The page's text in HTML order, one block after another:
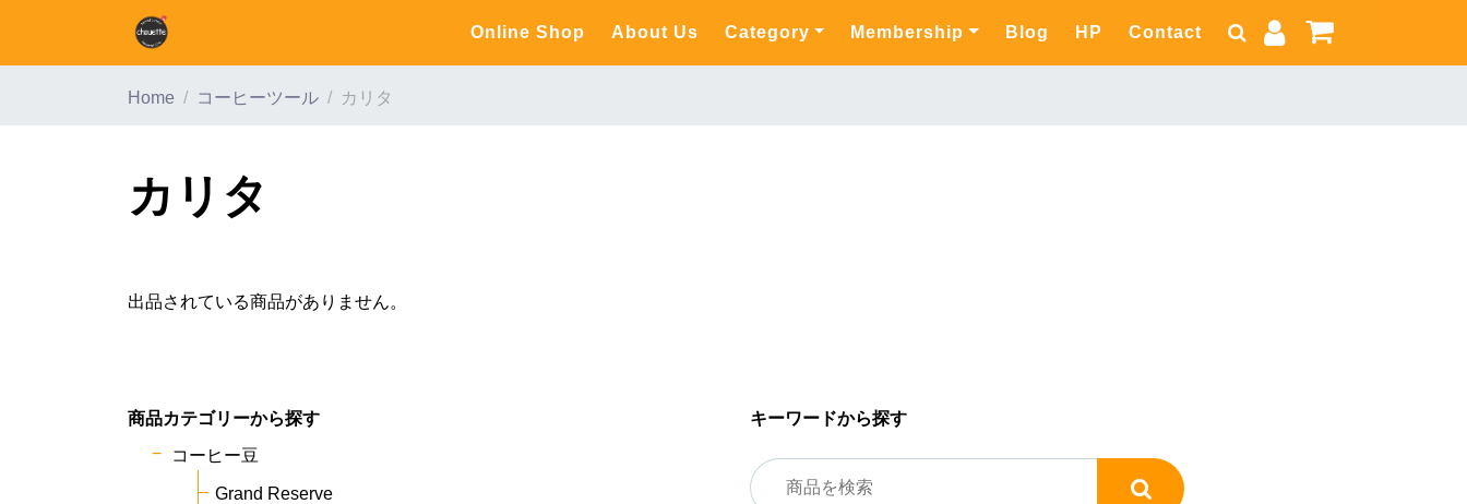
Online Shop About Us Category Membership Blog HP Contact
Home コーヒーツール カリタ
カリタ
出品されている商品がありません。
商品カテゴリーから探す
コーヒー豆
Grand Reserve
キーワードから探す